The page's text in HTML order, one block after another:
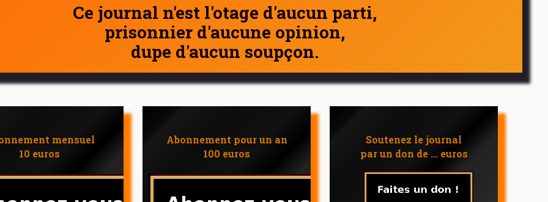
Ce journal n'est l'otage d'aucun parti,
prisonnier d'aucune opinion,
dupe d'aucun soupçon.
mensuel
10 euros
Abonnement pour un an
100 euros
Soutenez le journal
par un don de ... euros